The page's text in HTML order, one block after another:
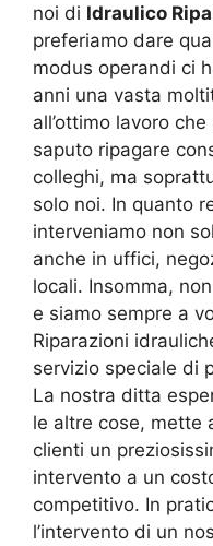
noi di Idraulico
preferiamo dare
modus operandi ci
anni una vasta
all’ottimo lavoro
saputo ripagare
colleghi, ma
solo noi. In quanto
interveniamo non
anche in uffici,
locali. Insomma,
e siamo sempre a
Riparazioni
servizio speciale di
La nostra ditta
le altre cose, mette
clienti un
intervento a un
competitivo. In
l’intervento di un